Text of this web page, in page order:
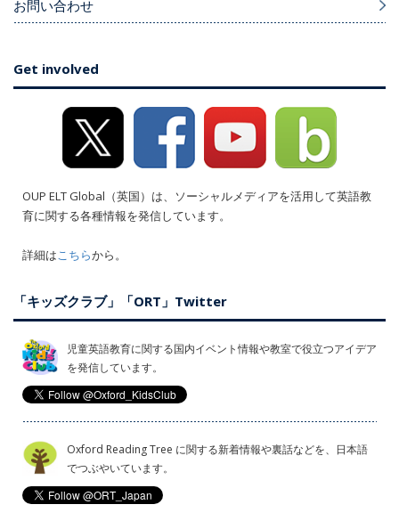
お問い合わせ
Get involved
OUP ELT Global（英国）は、ソーシャルメディアを活用して英語教
育に関する各種情報を発信しています。
詳細はこちらから。
「キッズクラブ」「ORT」Twitter
児童英語教育に関する国内イベント情報や教室で役立つアイデア
を発信しています。
Oxford Reading Tree に関する新着情報や裏話などを、日本語
でつぶやいています。